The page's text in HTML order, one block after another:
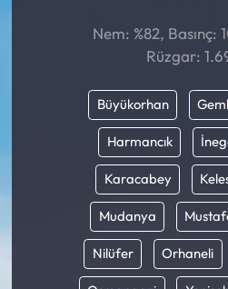
Nem: %82, Basınç:
Rüzgar:
Büyükorhan
Harmancık
Karacabey
Mudanya
Nilüfer Orhaneli